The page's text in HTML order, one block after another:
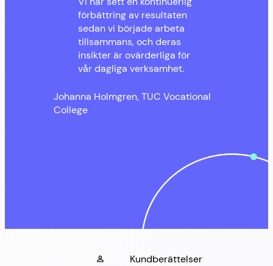
förbättring av resultaten
sedan vi började arbeta
tillsammans, och deras
insikter är ovärderliga för
vår dagliga verksamhet.
Johanna Holmgren, TUC Vocational
College
Kundberättelser